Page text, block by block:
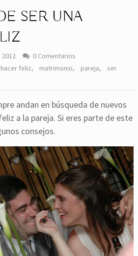
SER UNA
0 Comentarios
hacer feliz, matrimonio, pareja,
ser
andan en búsqueda de nuevos
a la pareja. Si eres parte de este
consejos.